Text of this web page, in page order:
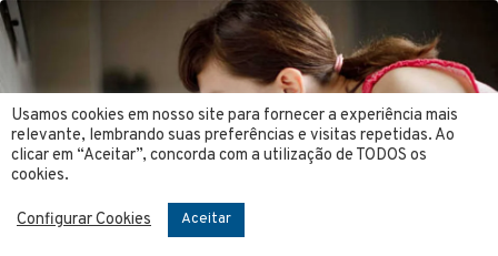
Usamos cookies em nosso site para fornecer a experiência mais
relevante, lembrando suas preferências e visitas repetidas. Ao
clicar em “Aceitar”, concorda com a utilização de TODOS os
cookies.
Configurar Cookies Aceitar